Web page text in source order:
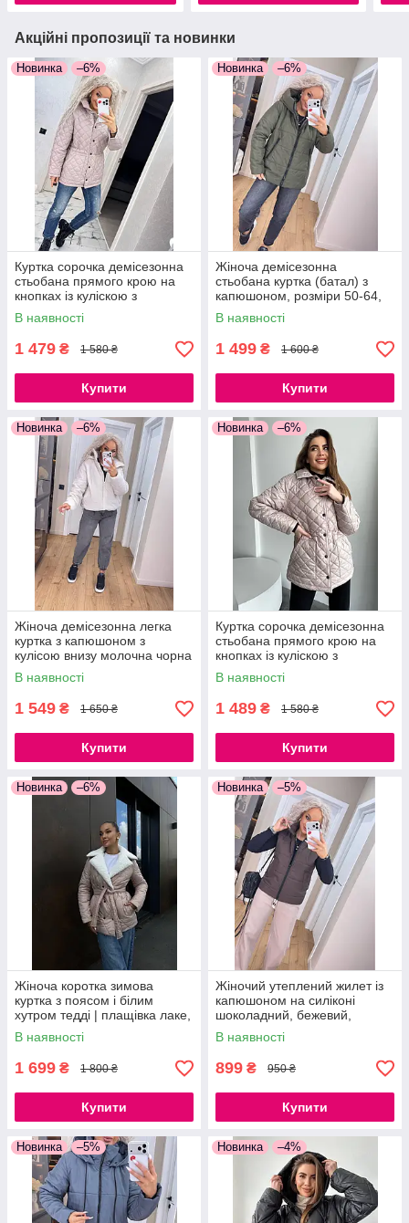
Акційні пропозиції та новинки
Новинка –6%
Куртка сорочка демісезонна
стьобана прямого крою на
кнопках із куліскою з
кишенями моко чорний білий
В наявності
1 479 ₴ 1 580 ₴
Купити
Новинка –6%
Жіноча демісезонна
стьобана куртка (батал) з
капюшоном, розміри 50-64,
хакі, синій, чорний
В наявності
1 499 ₴ 1 600 ₴
Купити
Новинка –6%
Жіноча демісезонна легка
куртка з капюшоном з
кулісою внизу молочна чорна
S, M, L, XL
В наявності
1 549 ₴ 1 650 ₴
Купити
Новинка –6%
Куртка сорочка демісезонна
стьобана прямого крою на
кнопках із куліскою з
кишенями моко чорний білий
В наявності
1 489 ₴ 1 580 ₴
Купити
Новинка –6%
Жіноча коротка зимова
куртка з поясом і білим
хутром тедді | плащівка лаке,
S–L пудра чорний
В наявності
1 699 ₴ 1 800 ₴
Купити
Новинка –5%
Жіночий утеплений жилет із
капюшоном на силіконі
шоколадний, бежевий,
чорний, хакі
В наявності
899 ₴ 950 ₴
Купити
Новинка –5% Новинка –4%